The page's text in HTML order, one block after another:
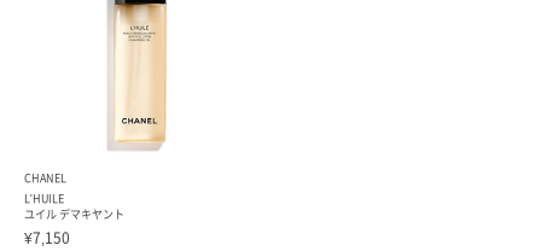
CHANEL
L'HUILE
ユイル デマキヤント
¥7,150